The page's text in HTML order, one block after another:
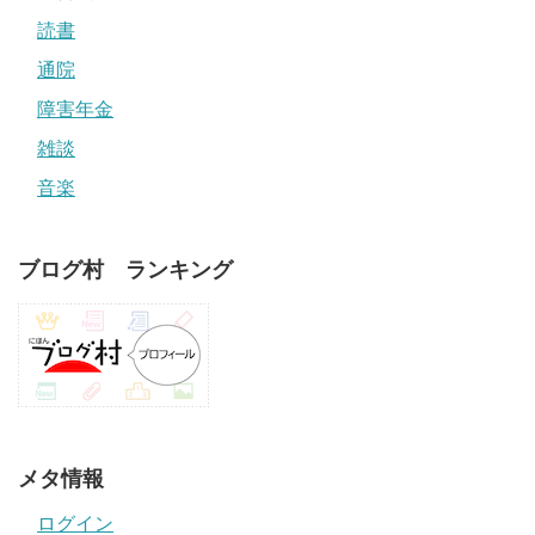
読書
通院
障害年金
雑談
音楽
ブログ村 ランキング
メタ情報
ログイン